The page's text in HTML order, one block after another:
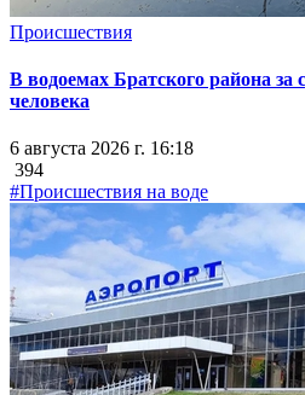
Происшествия
В водоемах Братского района за
человека
6 августа 2026 г. 16:18
394
#Происшествия на воде